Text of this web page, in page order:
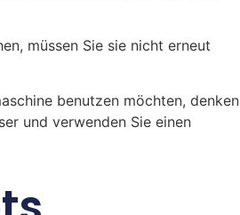
müssen Sie sie nicht erneut
benutzen möchten, denken
und verwenden Sie einen